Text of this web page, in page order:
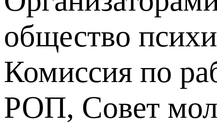
общество
Комиссия по
РОП, Совет